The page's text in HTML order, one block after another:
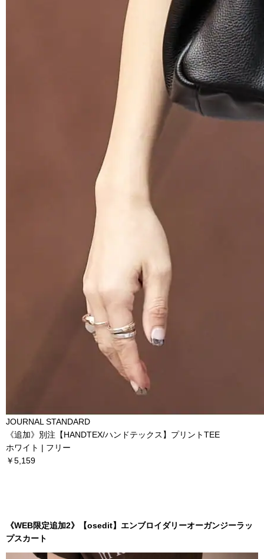
JOURNAL STANDARD
《追加》別注【HANDTEX/ハンドテックス】プリントTEE
ホワイト | フリー
￥5,159
《WEB限定追加2》【osedit】エンブロイダリーオーガンジーラッ
プスカート